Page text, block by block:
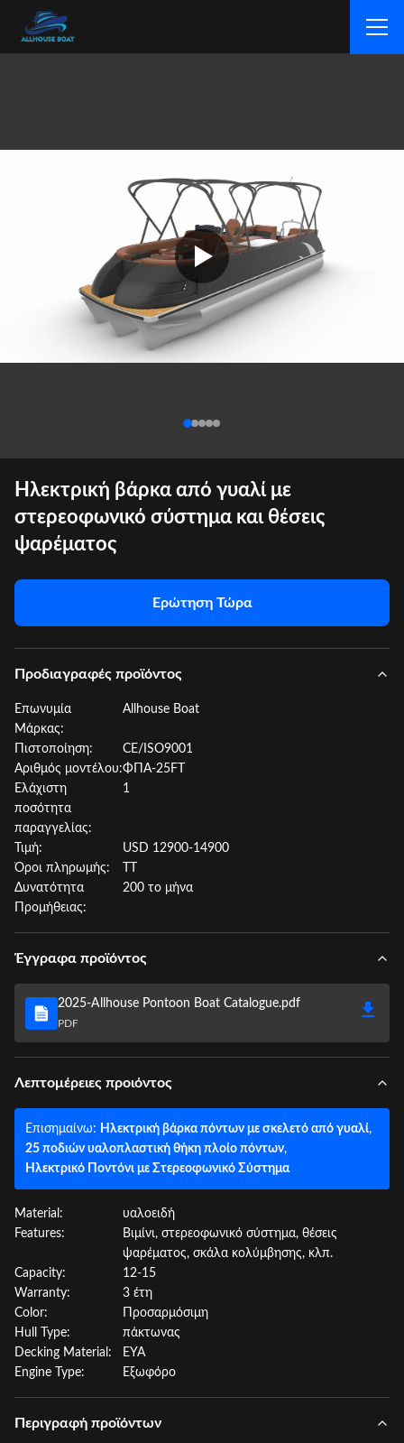
Ηλεκτρική βάρκα από γυαλί με
στερεοφωνικό σύστημα και θέσεις
ψαρέματος
Ερώτηση Τώρα
Προδιαγραφές προϊόντος
Επωνυμία
Μάρκας:
Allhouse Boat
Πιστοποίηση:
CE/ISO9001
Αριθμός μοντέλου:ΦΠΑ-25FT
Ελάχιστη
ποσότητα
παραγγελίας:
1
Τιμή:
USD 12900-14900
Όροι πληρωμής:
Δυνατότητα
Προμήθειας:
200 το μήνα
Έγγραφα προϊόντος
2025-Allhouse Pontoon Boat Catalogue.pdf
PDF
Λεπτομέρειες προιόντος
Επισημαίνω: Ηλεκτρική βάρκα πόντων με σκελετό από γυαλί,
25 ποδιών υαλοπλαστική θήκη πλοίο πόντων,
Ηλεκτρικό Ποντόνι με Στερεοφωνικό Σύστημα
Material:
υαλοειδή
Features:
Βιμίνι, στερεοφωνικό σύστημα, θέσεις
ψαρέματος, σκάλα κολύμβησης, κλπ.
Capacity:
12-15
Warranty:
3 έτη
Color:
Προσαρμόσιμη
Hull Type:
πάκτωνας
Decking Material:
ΕΥΑ
Engine Type:
Εξωφόρο
Περιγραφή προϊόντων